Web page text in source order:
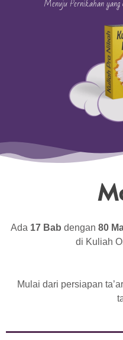
Menuju Pernikahan
Ada 17 Bab dengan 80
di Kuliah
Mulai dari persiapan